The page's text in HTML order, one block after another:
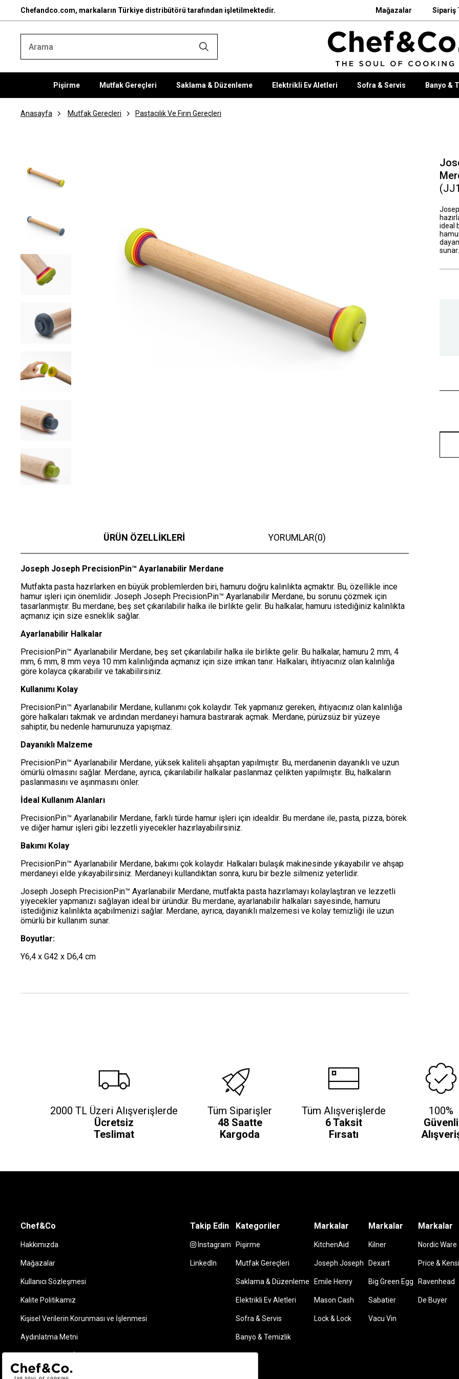
Chefandco.com, markaların Türkiye distribütörü tarafından işletilmektedir. Mağazalar Sipariş
Pişirme Mutfak Gereçleri Saklama & Düzenleme Elektrikli Ev Aletleri Sofra & Servis Banyo &
Anasayfa Mutfak Gereçleri Pastacılık Ve Fırın Gereçleri
ideal
sunar.
ÜRÜN ÖZELLIKLERI YORUMLAR(0)
Joseph Joseph PrecisionPin™ Ayarlanabilir Merdane
Mutfakta pasta hazırlarken en büyük problemlerden biri, hamuru doğru kalınlıkta açmaktır. Bu, özellikle ince
hamur işleri için önemlidir. Joseph Joseph PrecisionPin™ Ayarlanabilir Merdane, bu sorunu çözmek için
tasarlanmıştır. Bu merdane, beş set çıkarılabilir halka ile birlikte gelir. Bu halkalar, hamuru istediğiniz kalınlıkta
açmanız için size esneklik sağlar.
Ayarlanabilir Halkalar
PrecisionPin™ Ayarlanabilir Merdane, beş set çıkarılabilir halka ile birlikte gelir. Bu halkalar, hamuru 2 mm, 4
mm, 6 mm, 8 mm veya 10 mm kalınlığında açmanız için size imkan tanır. Halkaları, ihtiyacınız olan kalınlığa
göre kolayca çıkarabilir ve takabilirsiniz.
Kullanımı Kolay
PrecisionPin™ Ayarlanabilir Merdane, kullanımı çok kolaydır. Tek yapmanız gereken, ihtiyacınız olan kalınlığa
göre halkaları takmak ve ardından merdaneyi hamura bastırarak açmak. Merdane, pürüzsüz bir yüzeye
sahiptir, bu nedenle hamurunuza yapışmaz.
Dayanıklı Malzeme
PrecisionPin™ Ayarlanabilir Merdane, yüksek kaliteli ahşaptan yapılmıştır. Bu, merdanenin dayanıklı ve uzun
ömürlü olmasını sağlar. Merdane, ayrıca, çıkarılabilir halkalar paslanmaz çelikten yapılmıştır. Bu, halkaların
paslanmasını ve aşınmasını önler.
İdeal Kullanım Alanları
PrecisionPin™ Ayarlanabilir Merdane, farklı türde hamur işleri için idealdir. Bu merdane ile, pasta, pizza, börek
ve diğer hamur işleri gibi lezzetli yiyecekler hazırlayabilirsiniz.
Bakımı Kolay
PrecisionPin™ Ayarlanabilir Merdane, bakımı çok kolaydır. Halkaları bulaşık makinesinde yıkayabilir ve ahşap
merdaneyi elde yıkayabilirsiniz. Merdaneyi kullandıktan sonra, kuru bir bezle silmeniz yeterlidir.
Joseph Joseph PrecisionPin™ Ayarlanabilir Merdane, mutfakta pasta hazırlamayı kolaylaştıran ve lezzetli
yiyecekler yapmanızı sağlayan ideal bir üründür. Bu merdane, ayarlanabilir halkaları sayesinde, hamuru
istediğiniz kalınlıkta açabilmenizi sağlar. Merdane, ayrıca, dayanıklı malzemesi ve kolay temizliği ile uzun
ömürlü bir kullanım sunar.
Boyutlar:
Y6,4 x G42 x D6,4 cm
2000 TL Üzeri Alışverişlerde
Ücretsiz
Teslimat
Tüm Siparişler
48 Saatte
Kargoda
Tüm Alışverişlerde
6 Taksit
Fırsatı
100%
Güvenli
Chef&Co
Hakkımızda
Mağazalar
Kullanıcı Sözleşmesi
Kalite Politikamız
Kişisel Verilerin Korunması ve İşlenmesi
Aydınlatma Metni
Elektronik Ticari İleti Kuralları ve Bilgilendirme Metni
Sipariş Takip
Takip Edin
Instagram
LinkedIn
Kategoriler
Pişirme
Mutfak Gereçleri
Saklama & Düzenleme
Elektrikli Ev Aletleri
Sofra & Servis
Banyo & Temizlik
Markalar
KitchenAid
Joseph Joseph
Emile Henry
Mason Cash
Lock & Lock
Markalar
Kilner
Dexart
Big Green Egg
Sabatier
Vacu Vin
Markalar
Nordic Ware
Price &
Ravenhead
De Buyer